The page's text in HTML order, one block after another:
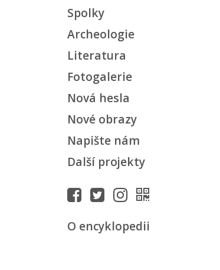
Spolky
Archeologie
Literatura
Fotogalerie
Nová hesla
Nové obrazy
Napište nám
Další projekty
O encyklopedii